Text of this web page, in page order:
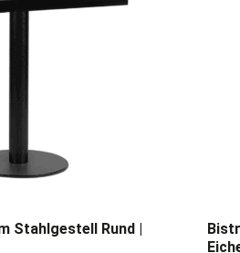
Stahlgestell Rund |